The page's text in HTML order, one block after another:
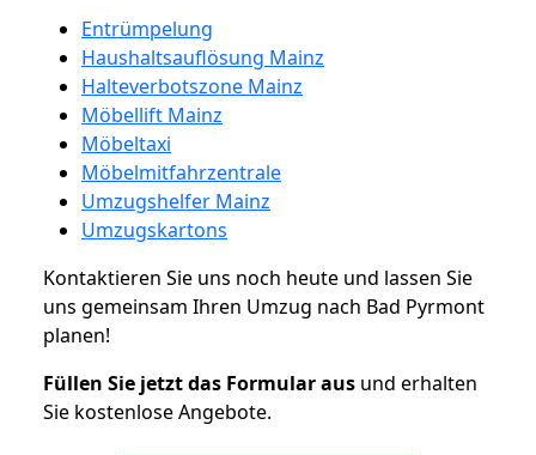
Entrümpelung
Haushaltsauflösung Mainz
Halteverbotszone Mainz
Möbellift Mainz
Möbeltaxi
Möbelmitfahrzentrale
Umzugshelfer Mainz
Umzugskartons
Kontaktieren Sie uns noch heute und lassen Sie
uns gemeinsam Ihren Umzug nach Bad Pyrmont
planen!
Füllen Sie jetzt das Formular aus und erhalten
Sie kostenlose Angebote.